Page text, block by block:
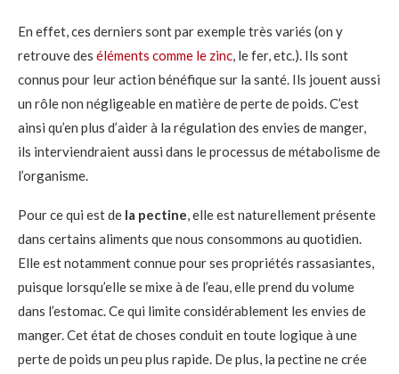
En effet, ces derniers sont par exemple très variés (on y
retrouve des éléments comme le zinc, le fer, etc.). Ils sont
connus pour leur action bénéfique sur la santé. Ils jouent aussi
un rôle non négligeable en matière de perte de poids. C’est
ainsi qu’en plus d’aider à la régulation des envies de manger,
ils interviendraient aussi dans le processus de métabolisme de
l’organisme.
Pour ce qui est de la pectine, elle est naturellement présente
dans certains aliments que nous consommons au quotidien.
Elle est notamment connue pour ses propriétés rassasiantes,
puisque lorsqu’elle se mixe à de l’eau, elle prend du volume
dans l’estomac. Ce qui limite considérablement les envies de
manger. Cet état de choses conduit en toute logique à une
perte de poids un peu plus rapide. De plus, la pectine ne crée